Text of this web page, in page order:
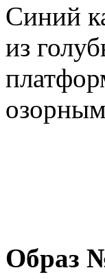
Синий
из
Образ